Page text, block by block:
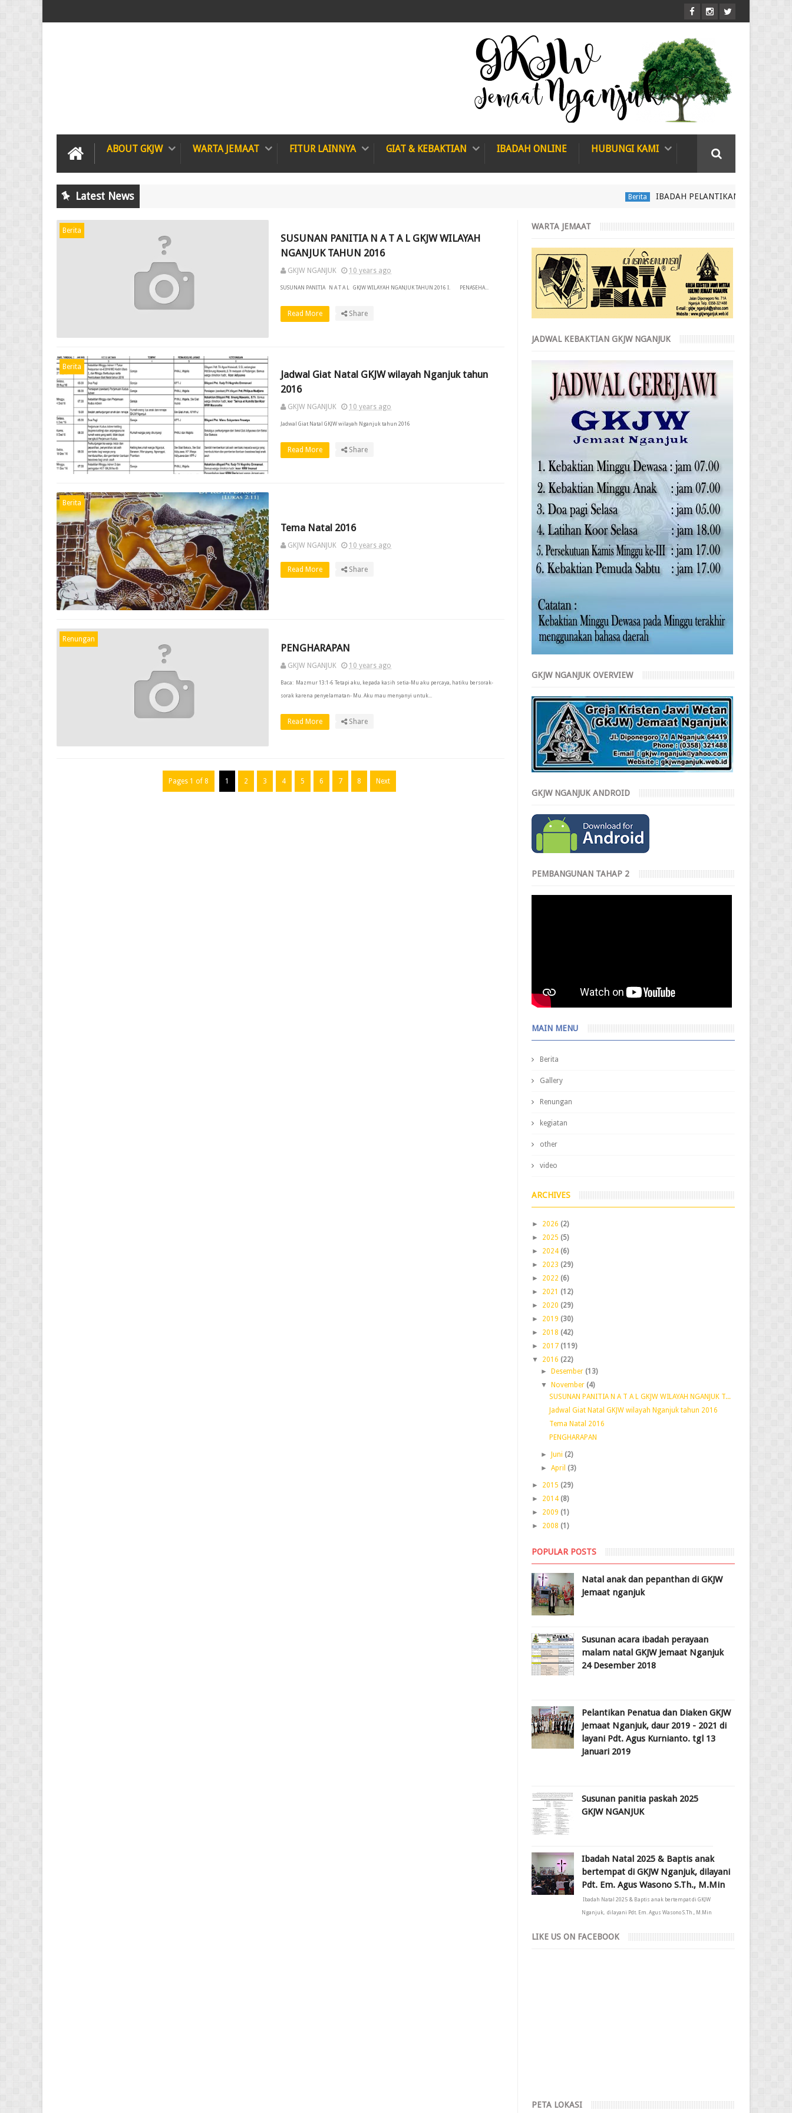
ABOUT GKJW WARTA JEMAAT FITUR LAINNYA GIAT & KEBAKTIAN IBADAH ONLINE HUBUNGI KAMI
Latest News IBADAH PELANTIKAN PENDETA GKJW
Berita
SUSUNAN PANITIA N A T A L GKJW WILAYAH
NGANJUK TAHUN 2016
GKJW NGANJUK 10 years ago
SUSUNAN PANITIA N A T A L GKJW WILAYAH NGANJUK TAHUN 2016 I. PENASEHA...
Read More Share
Berita
Jadwal Giat Natal GKJW wilayah Nganjuk tahun
2016
GKJW NGANJUK 10 years ago
Jadwal Giat Natal GKJW wilayah Nganjuk tahun 2016
Read More Share
Berita
Tema Natal 2016
GKJW NGANJUK 10 years ago
Read More Share
Renungan
PENGHARAPAN
GKJW NGANJUK 10 years ago
Baca: Mazmur 13:1-6 Tetapi aku, kepada kasih setia-Mu aku percaya, hatiku bersorak-
sorak karena penyelamatan- Mu. Aku mau menyanyi untuk...
Read More Share
Pages 1 of 8 1 2 3 4 5 6 7 8 Next
WARTA JEMAAT
JADWAL KEBAKTIAN GKJW NGANJUK
GKJW NGANJUK OVERVIEW
GKJW NGANJUK ANDROID
PEMBANGUNAN TAHAP 2
MAIN MENU
Berita
Gallery
Renungan
kegiatan
other
video
ARCHIVES
► 2026 (2)
► 2025 (5)
► 2024 (6)
► 2023 (29)
► 2022 (6)
► 2021 (12)
► 2020 (29)
► 2019 (30)
► 2018 (42)
► 2017 (119)
▼ 2016 (22)
►
Desember (13)
▼
November (4)
SUSUNAN PANITIA N A T A L GKJW WILAYAH NGANJUK T...
Jadwal Giat Natal GKJW wilayah Nganjuk tahun 2016
Tema Natal 2016
PENGHARAPAN
► Juni (2)
► April (3)
► 2015 (29)
► 2014 (8)
► 2009 (1)
► 2008 (1)
POPULAR POSTS
Natal anak dan pepanthan di GKJW
Jemaat nganjuk
Susunan acara ibadah perayaan
malam natal GKJW Jemaat Nganjuk
24 Desember 2018
Pelantikan Penatua dan Diaken GKJW
Jemaat Nganjuk, daur 2019 - 2021 di
layani Pdt. Agus Kurnianto. tgl 13
Januari 2019
Susunan panitia paskah 2025
GKJW NGANJUK
Ibadah Natal 2025 & Baptis anak
bertempat di GKJW Nganjuk, dilayani
Pdt. Em. Agus Wasono S.Th., M.Min
Ibadah Natal 2025 & Baptis anak bertempat di GKJW
Nganjuk, dilayani Pdt. Em. Agus Wasono S.Th., M.Min
LIKE US ON FACEBOOK
PETA LOKASI